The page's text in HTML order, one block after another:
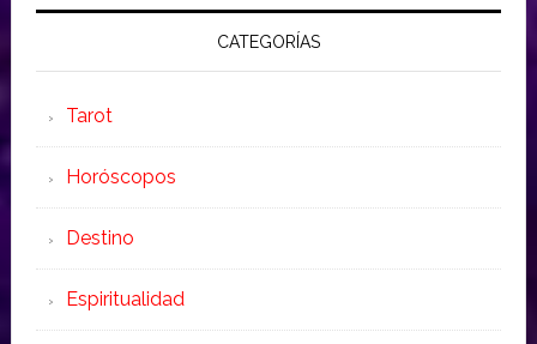
CATEGORÍAS
Tarot
Horóscopos
Destino
Espiritualidad